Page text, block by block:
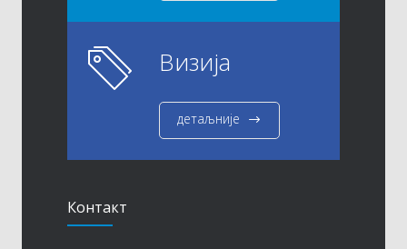
Визија
детаљније
Контакт